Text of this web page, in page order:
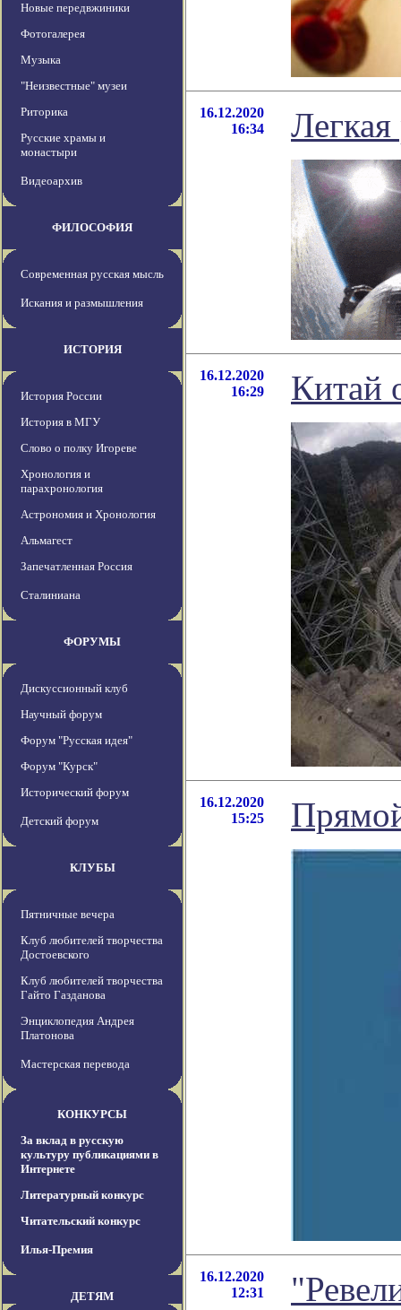
Новые передвжиники
Фотогалерея
Музыка
"Неизвестные" музеи
Риторика
Русские храмы и
монастыри
Видеоархив
ФИЛОСОФИЯ
Современная русская мысль
Искания и размышления
ИСТОРИЯ
История России
История в МГУ
Слово о полку Игореве
Хронология и
парахронология
Астрономия и Хронология
Альмагест
Запечатленная Россия
Сталиниана
ФОРУМЫ
Дискуссионный клуб
Научный форум
Форум "Русская идея"
Форум "Курск"
Исторический форум
Детский форум
КЛУБЫ
Пятничные вечера
Клуб любителей творчества
Достоевского
Клуб любителей творчества
Гайто Газданова
Энциклопедия Андрея
Платонова
Мастерская перевода
КОНКУРСЫ
За вклад в русскую
культуру публикациями в
Интернете
Литературный конкурс
Читательский конкурс
Илья-Премия
ДЕТЯМ
16.12.2020
16:34
16.12.2020
16:29
Китай
16.12.2020
15:25
16.12.2020
12:31